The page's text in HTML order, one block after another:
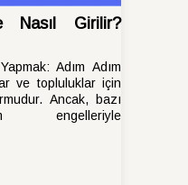
Nasıl Girilir?
Adım Adım
ve topluluklar için
Ancak, bazı
engelleriyle